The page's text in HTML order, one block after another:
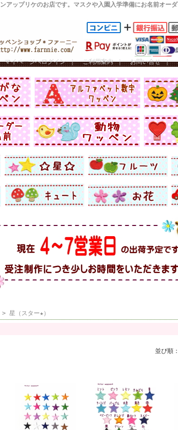
ップリケのお店です。マスクや入園入学準備にお名前オー
マイページへログイン｜ ご利用案内｜ お問い合せ｜
> 星（スター★）
並び順